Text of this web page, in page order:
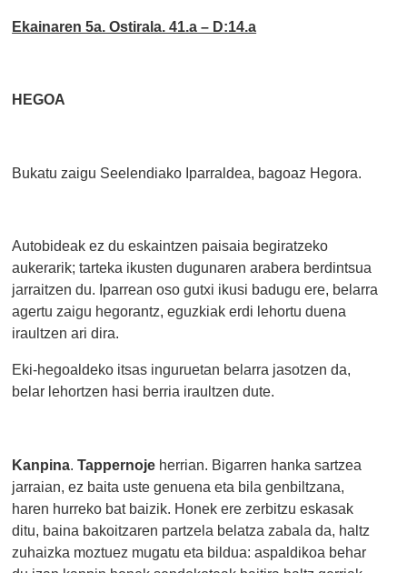
Ekainaren 5a. Ostirala. 41.a – D:14.a
HEGOA
Bukatu zaigu Seelendiako Iparraldea, bagoaz Hegora.
Autobideak ez du eskaintzen paisaia begiratzeko
aukerarik; tarteka ikusten dugunaren arabera berdintsua
jarraitzen du. Iparrean oso gutxi ikusi badugu ere, belarra
agertu zaigu hegorantz, eguzkiak erdi lehortu duena
iraultzen ari dira.
Eki-hegoaldeko itsas inguruetan belarra jasotzen da,
belar lehortzen hasi berria iraultzen dute.
Kanpina.Tappernoje herrian. Bigarren hanka sartzea
jarraian, ez baita uste genuena eta bila genbiltzana,
haren hurreko bat baizik. Honek ere zerbitzu eskasak
ditu, baina bakoitzaren partzela belatza zabala da, haltz
zuhaizka moztuez mugatu eta bildua: aspaldikoa behar